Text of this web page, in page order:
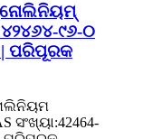
୯୬-୦
| ପରିପୂରକ